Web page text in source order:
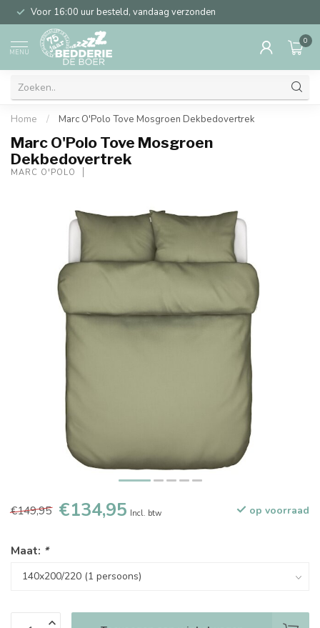
Voor 16:00 uur besteld, vandaag verzonden
MENU
0
Home / Marc O'Polo Tove Mosgroen Dekbedovertrek
Marc O'Polo Tove Mosgroen
Dekbedovertrek
MARC O'POLO
€149,95 €134,95 Incl. btw op voorraad
Maat: *